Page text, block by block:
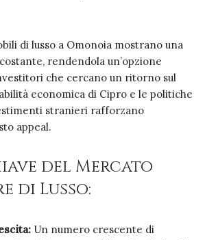
di lusso a Omonoia mostrano una
rendendola un’opzione
che cercano un ritorno sul
economica di Cipro e le politiche
stranieri rafforzano
appeal.
del Mercato
di Lusso:
Un numero crescente di